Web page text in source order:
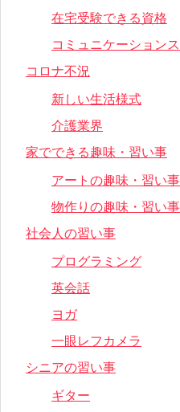
在宅受験できる資格
コミュニケーション
コロナ不況
新しい生活様式
介護業界
家でできる趣味・習い事
アートの趣味・習い事
物作りの趣味・習い事
社会人の習い事
プログラミング
英会話
ヨガ
一眼レフカメラ
シニアの習い事
ギター